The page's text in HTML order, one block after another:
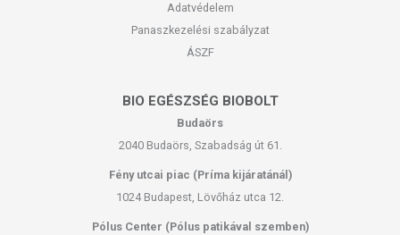
Adatvédelem
Panaszkezelési szabályzat
ÁSZF
BIO EGÉSZSÉG BIOBOLT
Budaörs
2040 Budaörs, Szabadság út 61.
Fény utcai piac (Príma kijáratánál)
1024 Budapest, Lövőház utca 12.
Pólus Center (Pólus patikával szemben)